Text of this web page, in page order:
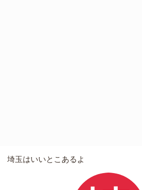
埼玉はいいとこあるよ